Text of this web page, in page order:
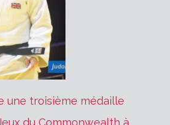
une troisième médaille
du Commonwealth à